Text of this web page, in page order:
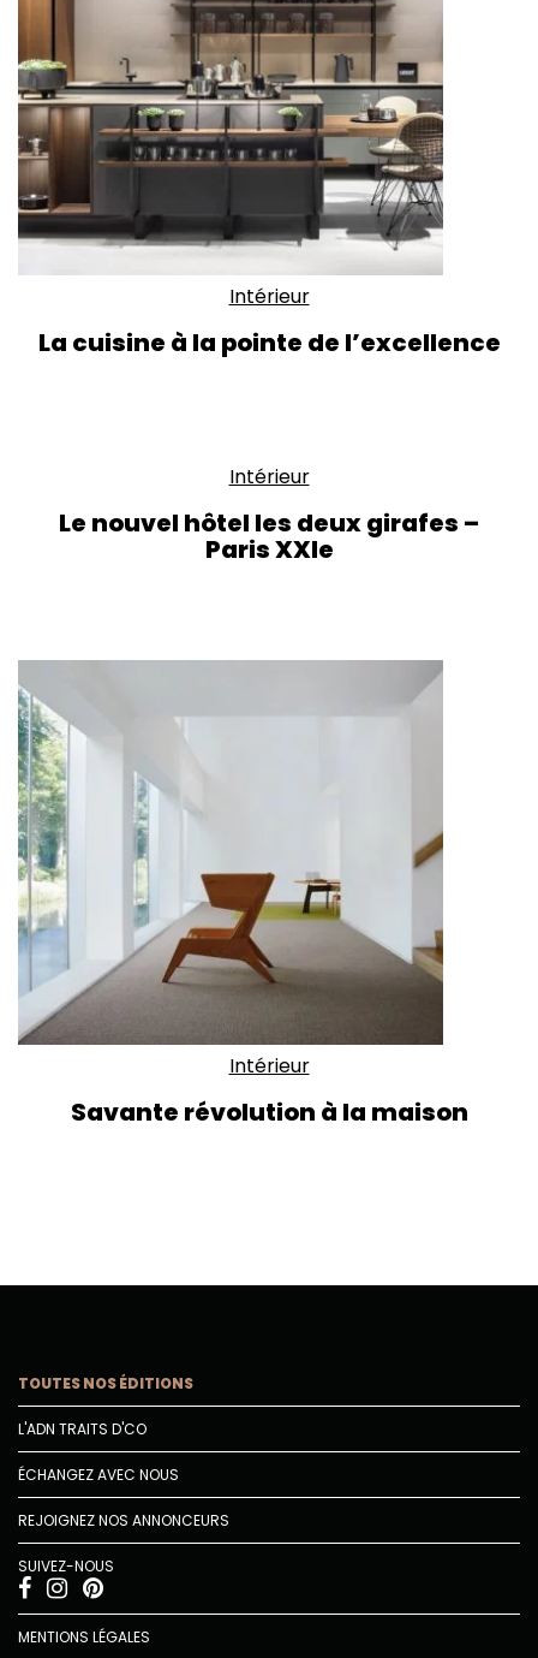
Intérieur
La cuisine à la pointe de l’excellence
Intérieur
Le nouvel hôtel les deux girafes –
Paris XXIe
Intérieur
Savante révolution à la maison
TOUTES NOS ÉDITIONS
L'ADN TRAITS D'CO
ÉCHANGEZ AVEC NOUS
REJOIGNEZ NOS ANNONCEURS
SUIVEZ-NOUS
MENTIONS LÉGALES